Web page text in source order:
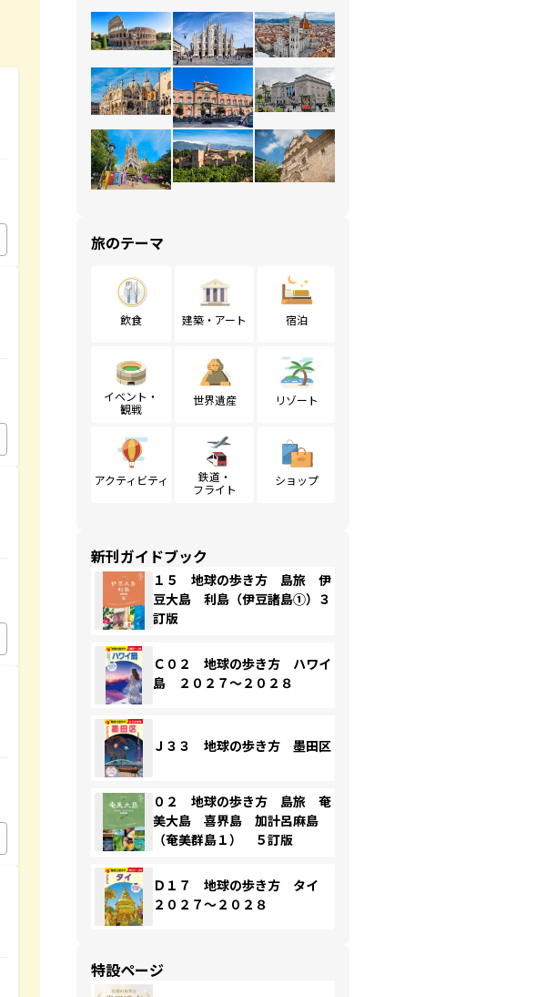
旅のテーマ
飲食 建築・アート 宿泊
イベント・
観戦
世界遺産 リゾート
アクティビティ
鉄道・
フライト
ショップ
新刊ガイドブック
１５ 地球の歩き方 島旅 伊
豆大島 利島（伊豆諸島①）３
訂版
Ｃ０２ 地球の歩き方 ハワイ
島 ２０２７～２０２８
Ｊ３３ 地球の歩き方 墨田区
０２ 地球の歩き方 島旅 奄
美大島 喜界島 加計呂麻島
（奄美群島１） ５訂版
Ｄ１７ 地球の歩き方 タイ
２０２７～２０２８
特設ページ